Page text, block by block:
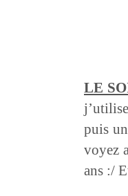
LE
puis
voyez
ans :/